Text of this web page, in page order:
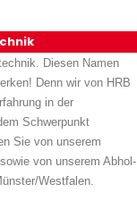
Diesen Namen
Denn wir von HRB
in der
Schwerpunkt
Sie von unserem
von unserem Abhol-
Westfalen.